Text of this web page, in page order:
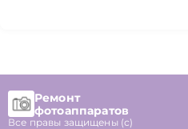
Ремонт
фотоаппаратов
Все правы защищены (с)